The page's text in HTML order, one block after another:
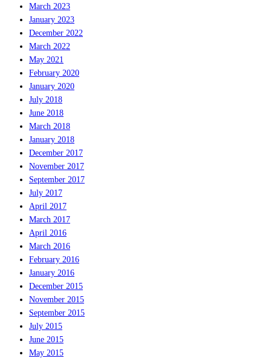
March 2023
January 2023
December 2022
March 2022
May 2021
February 2020
January 2020
July 2018
June 2018
March 2018
January 2018
December 2017
November 2017
September 2017
July 2017
April 2017
March 2017
April 2016
March 2016
February 2016
January 2016
December 2015
November 2015
September 2015
July 2015
June 2015
May 2015